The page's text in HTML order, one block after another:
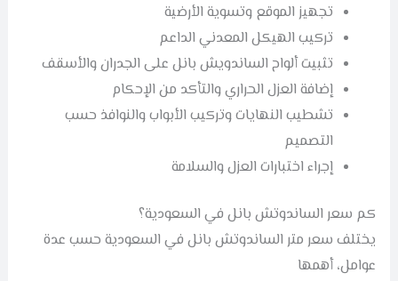
تجهيز الموقع وتسوية الأرضية
تركيب الهيكل المعدني الداعم
تثبيت ألواح الساندويش بانل على الجدران والأسقف
إضافة العزل الحراري والتأكد من الإحكام
تشطيب النهايات وتركيب الأبواب والنوافذ حسب
التصميم
إجراء اختبارات العزل والسلامة
كم سعر الساندوتش بانل في السعودية؟
يختلف سعر متر الساندوتش بانل في السعودية حسب عدة
عوامل، أهمها